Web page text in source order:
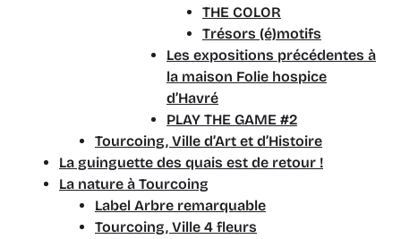
THE COLOR
Trésors (é)motifs
Les expositions précédentes à
la maison Folie hospice
d’Havré
PLAY THE GAME #2
Tourcoing, Ville d’Art et d’Histoire
La guinguette des quais est de retour !
La nature à Tourcoing
Label Arbre remarquable
Tourcoing, Ville 4 fleurs